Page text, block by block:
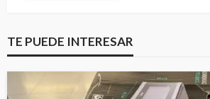
TE PUEDE INTERESAR